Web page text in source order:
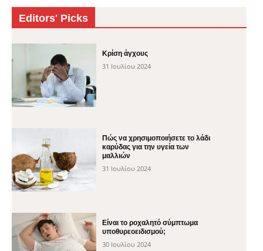
Editors' Picks
Κρίση άγχους
31 Ιουλίου 2024
Πώς να χρησιμοποιήσετε το λάδι
καρύδας για την υγεία των
μαλλιών
31 Ιουλίου 2024
Είναι το ροχαλητό σύμπτωμα
υποθυρεοειδισμού;
30 Ιουλίου 2024